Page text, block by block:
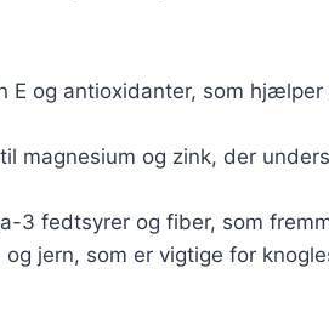
E og antioxidanter, som
magnesium og zink, der
3 fedtsyrer og fiber, som
jern, som er vigtige for